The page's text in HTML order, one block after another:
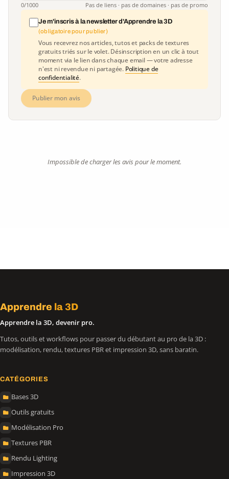
0/1000 Pas de liens · pas de domaines · pas de promo
Je m'inscris à la newsletter d'Apprendre la 3D
(obligatoire pour publier)
Vous recevrez nos articles, tutos et packs de textures
gratuits triés sur le volet. Désinscription en un clic à tout
moment via le lien dans chaque email — votre adresse
n'est ni revendue ni partagée. Politique de
confidentialité.
Publier mon avis
Impossible de charger les avis pour le moment.
Apprendre la 3D
Apprendre la 3D, devenir pro.
Tutos, outils et workflows pour passer du débutant au pro de la 3D :
modélisation, rendu, textures PBR et impression 3D, sans baratin.
CATÉGORIES
Bases 3D
Outils gratuits
Modélisation Pro
Textures PBR
Rendu Lighting
Impression 3D